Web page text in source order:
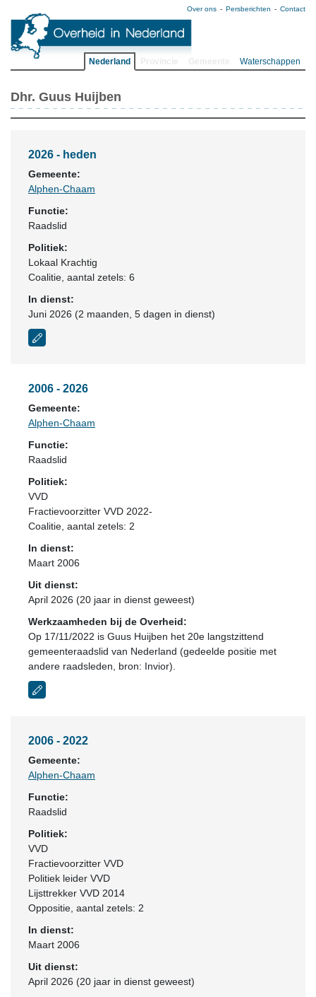
Over ons Persberichten Contact
Nederland Waterschappen
Dhr. Guus Huijben
2026 - heden
Gemeente:
Alphen-Chaam
Functie:
Raadslid
Politiek:
Lokaal Krachtig
Coalitie , aantal zetels: 6
In dienst:
Juni 2026 (2 maanden, 5 dagen in dienst)
2006 - 2026
Gemeente:
Alphen-Chaam
Functie:
Raadslid
Politiek:
VVD
Fractievoorzitter VVD 2022-
Coalitie , aantal zetels: 2
In dienst:
Maart 2006
Uit dienst:
April 2026 (20 jaar in dienst geweest)
Werkzaamheden bij de Overheid:
Op 17/11/2022 is Guus Huijben het 20e langstzittend
gemeenteraadslid van Nederland (gedeelde positie met
andere raadsleden, bron: Invior).
2006 - 2022
Gemeente:
Alphen-Chaam
Functie:
Raadslid
Politiek:
VVD
Fractievoorzitter VVD
Politiek leider VVD
Lijsttrekker VVD 2014
Oppositie , aantal zetels: 2
In dienst:
Maart 2006
Uit dienst:
April 2026 (20 jaar in dienst geweest)